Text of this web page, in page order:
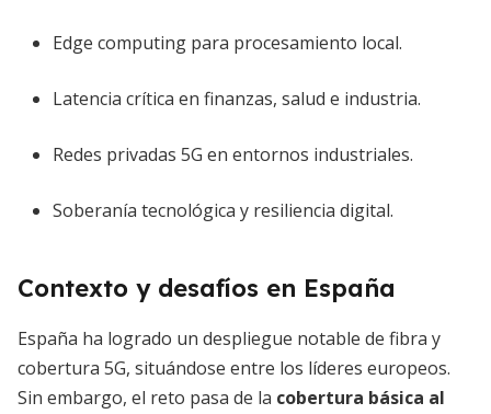
Edge computing para procesamiento local.
Latencia crítica en finanzas, salud e industria.
Redes privadas 5G en entornos industriales.
Soberanía tecnológica y resiliencia digital.
Contexto y desafíos en España
España ha logrado un despliegue notable de fibra y
cobertura 5G, situándose entre los líderes europeos.
Sin embargo, el reto pasa de la cobertura básica al